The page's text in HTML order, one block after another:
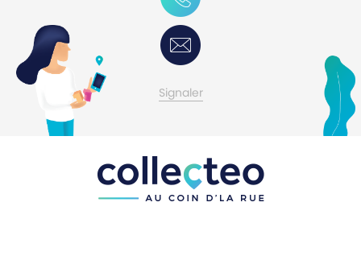
0631376909
Signaler